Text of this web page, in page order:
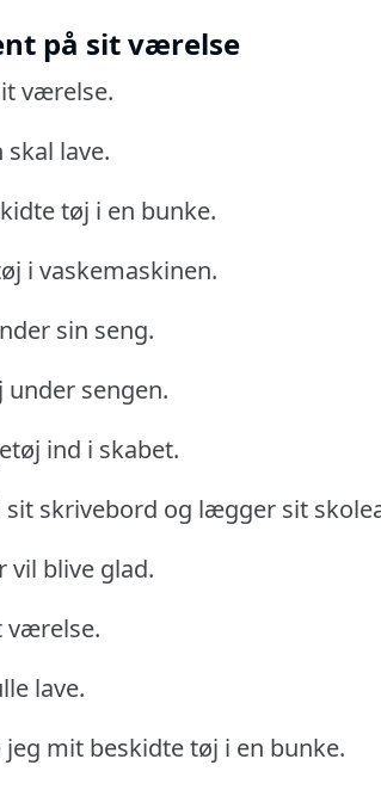
på sit værelse
værelse.
lave.
tøj i en bunke.
i vaskemaskinen.
sin seng.
sengen.
ind i skabet.
skrivebord og lægger sit
vil blive glad.
værelse.
lave.
mit beskidte tøj i en bunke.